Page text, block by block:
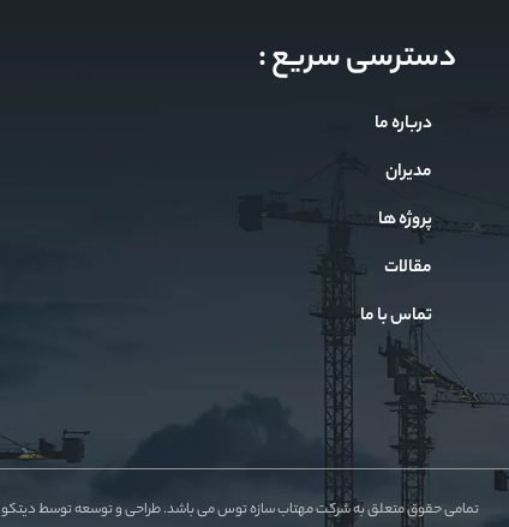
دسترسی سریع :
درباره ما
مدیران
پروژه ها
مقالات
تماس با ما
تمامی حقوق متعلق به شرکت مهتاب سازه توس می باشد.طراحی و توسعه توسط دیتکو